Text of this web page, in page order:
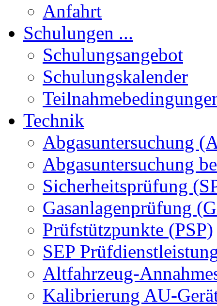
Anfahrt
Schulungen ...
Schulungsangebot
Schulungskalender
Technik
Abgasuntersuchung
Abgasuntersuchung
Sicherheitsprüfung
Gasanlagenprüfung
Prüfstützpunkte (PSP)
SEP
Altfahrzeug-
Kalibrierung AU-